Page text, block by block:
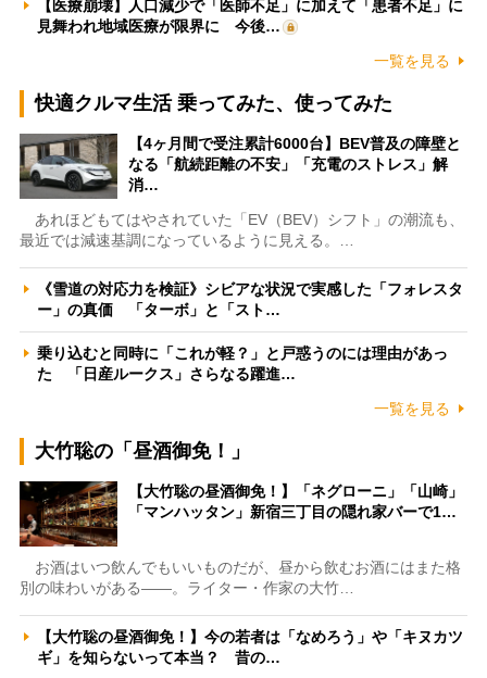
【医療崩壊】人口減少で「医師不足」に加えて「患者不足」に
見舞われ地域医療が限界に 今後…
一覧を見る
快適クルマ生活 乗ってみた、使ってみた
【4ヶ月間で受注累計6000台】BEV普及の障壁と
なる「航続距離の不安」「充電のストレス」解
消…
あれほどもてはやされていた「EV（BEV）シフト」の潮流も、
最近では減速基調になっているように見える。…
《雪道の対応力を検証》シビアな状況で実感した「フォレスタ
ー」の真価 「ターボ」と「スト…
乗り込むと同時に「これが軽？」と戸惑うのには理由があっ
た 「日産ルークス」さらなる躍進…
一覧を見る
大竹聡の「昼酒御免！」
【大竹聡の昼酒御免！】「ネグローニ」「山崎」
「マンハッタン」新宿三丁目の隠れ家バーで1…
お酒はいつ飲んでもいいものだが、昼から飲むお酒にはまた格
別の味わいがある――。ライター・作家の大竹…
【大竹聡の昼酒御免！】今の若者は「なめろう」や「キヌカツ
ギ」を知らないって本当？ 昔の…